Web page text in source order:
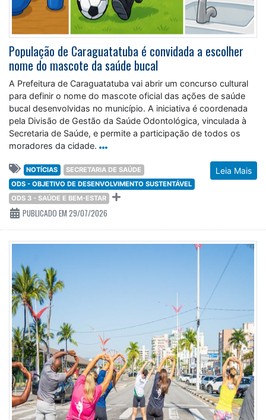
População de Caraguatatuba é convidada a escolher
nome do mascote da saúde bucal
A Prefeitura de Caraguatatuba vai abrir um concurso cultural
para definir o nome do mascote oficial das ações de saúde
bucal desenvolvidas no município. A iniciativa é coordenada
pela Divisão de Gestão da Saúde Odontológica, vinculada à
Secretaria de Saúde, e permite a participação de todos os
moradores da cidade.
Leia Mais
NOTÍCIAS
SECRETARIA DE SAÚDE
ODS - OBJETIVO DE DESENVOLVIMENTO SUSTENTÁVEL
ODS 3 - SAÚDE E BEM-ESTAR
PUBLICADO EM 29/07/2026